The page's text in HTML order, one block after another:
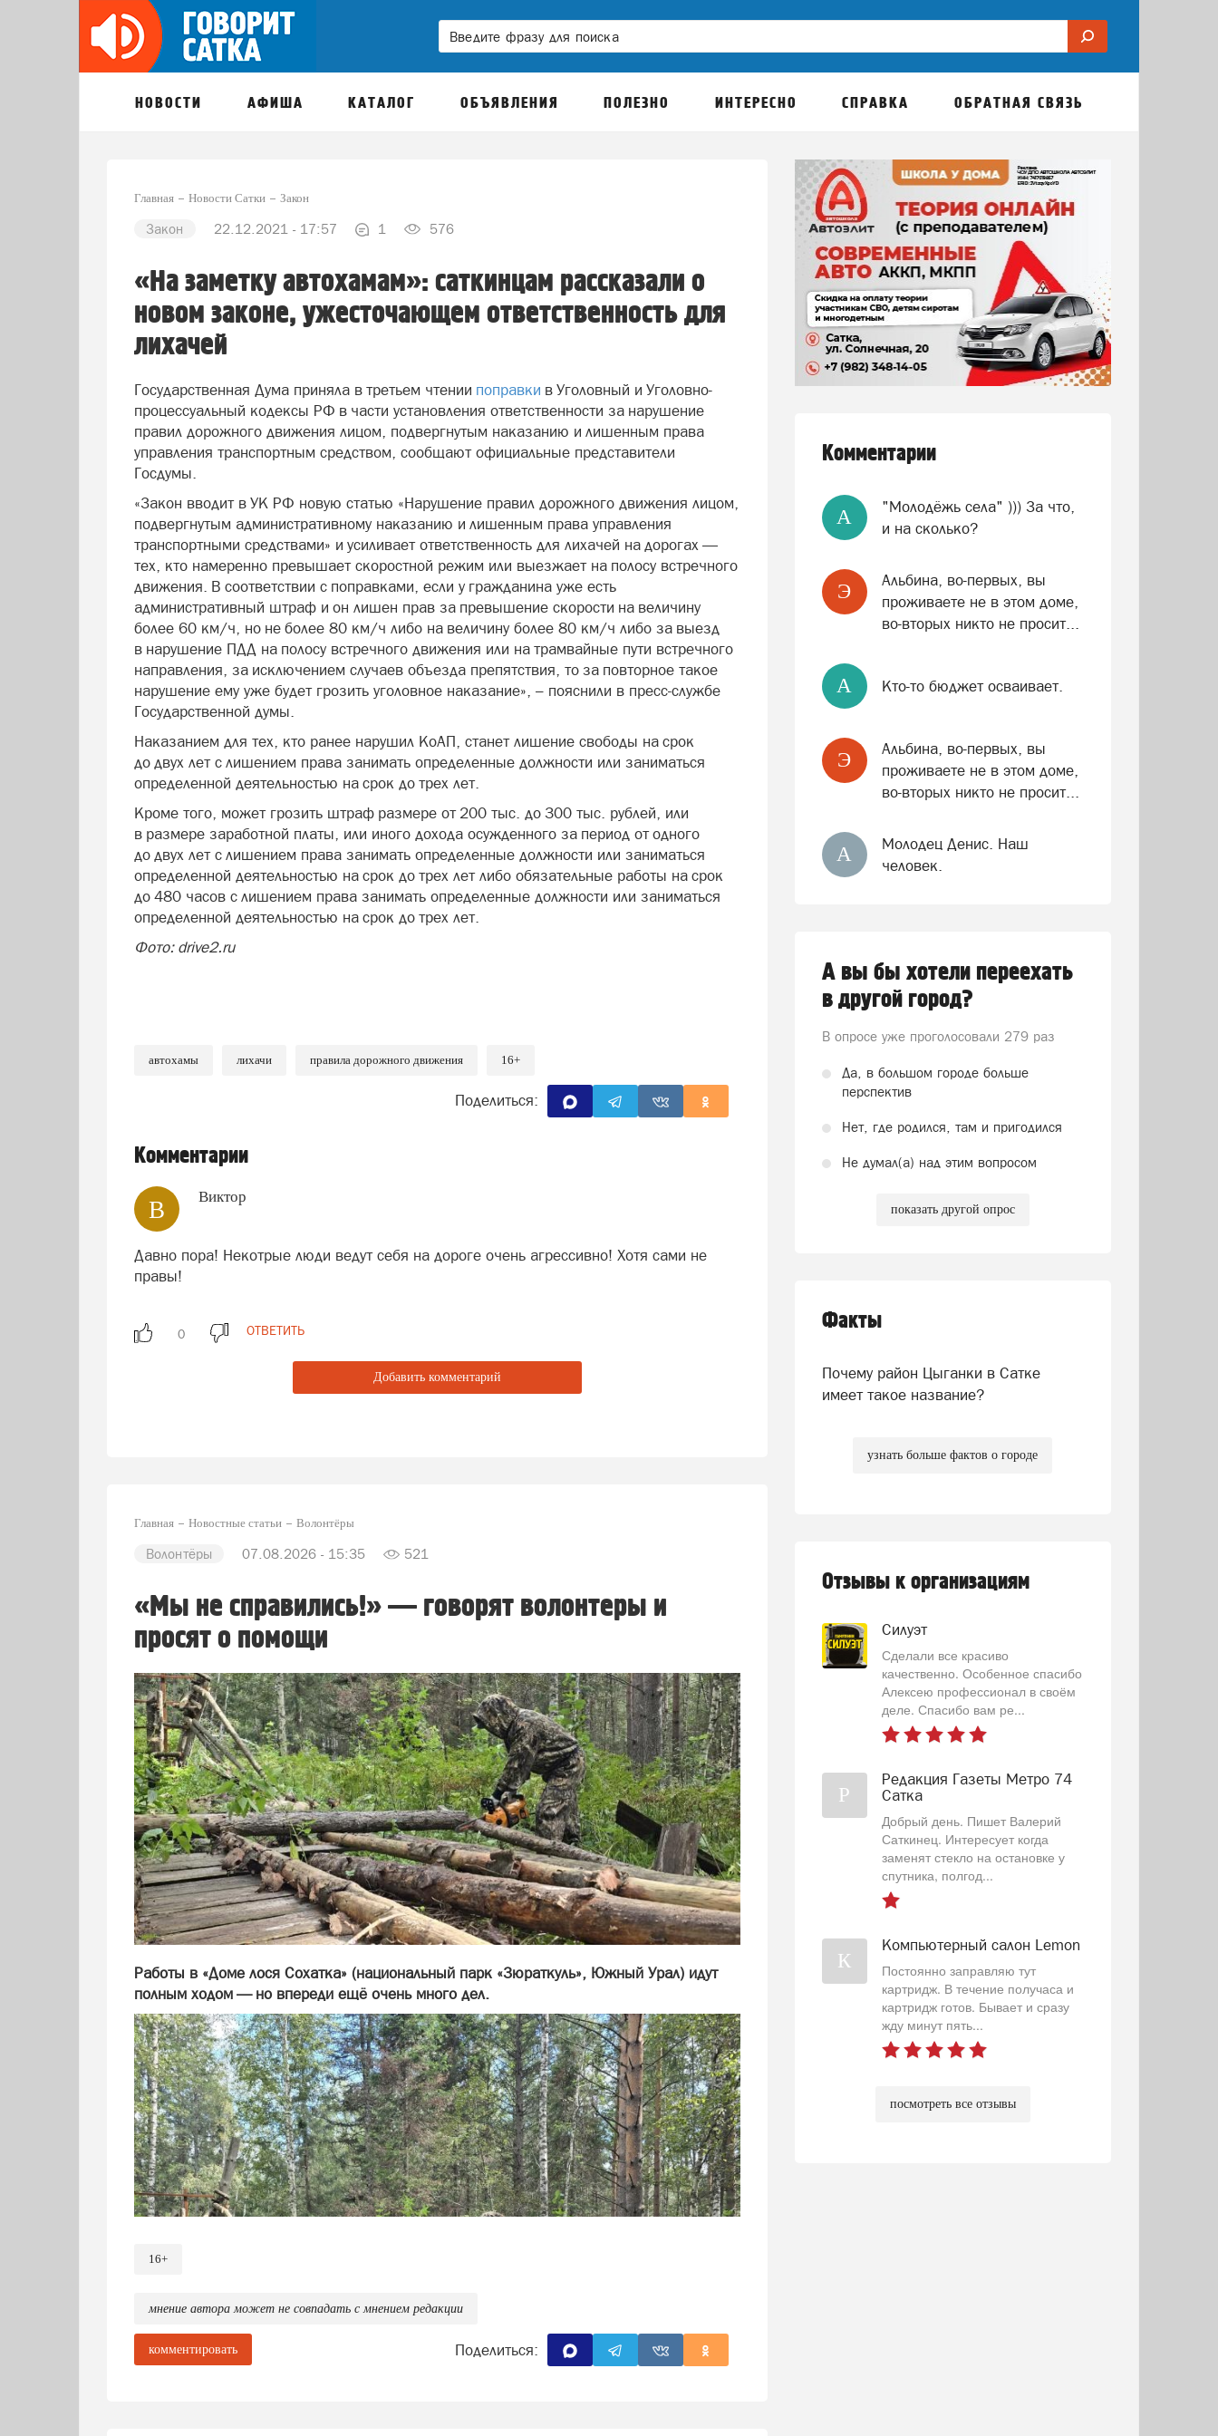
НОВОСТИ АФИША КАТАЛОГ ОБЪЯВЛЕНИЯ ПОЛЕЗНО ИНТЕРЕСНО СПРАВКА ОБРАТНАЯ СВЯЗЬ
Главная Новости Сатки Закон
Закон 22.12.2021 - 17:57 1 576
«На заметку автохамам»: саткинцам рассказали о
новом законе, ужесточающем ответственность для
лихачей
Государственная Дума приняла в третьем чтении поправки в Уголовный и Уголовно-
процессуальный кодексы РФ в части установления ответственности за нарушение
правил дорожного движения лицом, подвергнутым наказанию и лишенным права
управления транспортным средством, сообщают официальные представители
Госдумы.
«Закон вводит в УК РФ новую статью «Нарушение правил дорожного движения лицом,
подвергнутым административному наказанию и лишенным права управления
транспортными средствами» и усиливает ответственность для лихачей на дорогах —
тех, кто намеренно превышает скоростной режим или выезжает на полосу встречного
движения. В соответствии с поправками, если у гражданина уже есть
административный штраф и он лишен прав за превышение скорости на величину
более 60 км/ч, но не более 80 км/ч либо на величину более 80 км/ч либо за выезд
в нарушение ПДД на полосу встречного движения или на трамвайные пути встречного
направления, за исключением случаев объезда препятствия, то за повторное такое
нарушение ему уже будет грозить уголовное наказание», – пояснили в пресс-службе
Государственной думы.
Наказанием для тех, кто ранее нарушил КоАП, станет лишение свободы на срок
до двух лет с лишением права занимать определенные должности или заниматься
определенной деятельностью на срок до трех лет.
Кроме того, может грозить штраф размере от 200 тыс. до 300 тыс. рублей, или
в размере заработной платы, или иного дохода осужденного за период от одного
до двух лет с лишением права занимать определенные должности или заниматься
определенной деятельностью на срок до трех лет либо обязательные работы на срок
до 480 часов с лишением права занимать определенные должности или заниматься
определенной деятельностью на срок до трех лет.
Фото: drive2.ru
автохамы лихачи правила дорожного движения 16+
Поделиться:
Комментарии
В Виктор
Давно пора! Некотрые люди ведут себя на дороге очень агрессивно! Хотя сами не
правы!
ОТВЕТИТЬ
Добавить комментарий
Главная Новостные статьи Волонтёры
Волонтёры 07.08.2026 - 15:35 521
«Мы не справились!» — говорят волонтеры и
просят о помощи
Работы в «Доме лося Сохатка» (национальный парк «Зюраткуль», Южный Урал) идут
полным ходом — но впереди ещё очень много дел.
16+
мнение автора может не совпадать с мнением редакции
комментировать Поделиться:
Комментарии
A
"Молодёжь села" ))) За что,
и на сколько?
Э
Альбина, во-первых, вы
проживаете не в этом доме,
во-вторых никто не просит...
A Кто-то бюджет осваивает.
Э
Альбина, во-первых, вы
проживаете не в этом доме,
во-вторых никто не просит...
А
Молодец Денис. Наш
человек.
А вы бы хотели переехать
в другой город?
В опросе уже проголосовали 279 раз
Да, в большом городе больше
перспектив
Нет, где родился, там и пригодился
Не думал(а) над этим вопросом
показать другой опрос
Факты
Почему район Цыганки в Сатке
имеет такое название?
узнать больше фактов о городе
Отзывы к организациям
Силуэт
Сделали все красиво
качественно. Особенное спасибо
Алексею профессионал в своём
деле. Спасибо вам ре...
Р
Редакция Газеты Метро 74
Сатка
Добрый день. Пишет Валерий
Саткинец. Интересует когда
заменят стекло на остановке у
спутника, полгод...
К
Компьютерный салон Lemon
Постоянно заправляю тут
картридж. В течение получаса и
картридж готов. Бывает и сразу
жду минут пять...
посмотреть все отзывы